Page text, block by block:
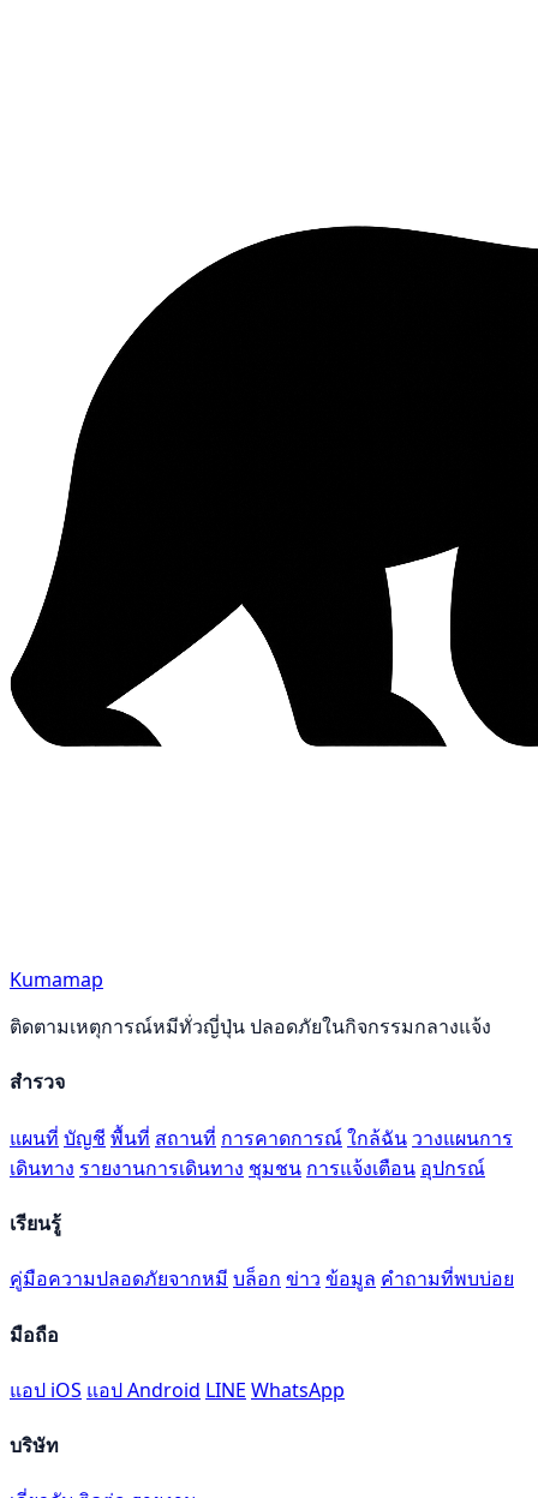
Kumamap
ติดตามเหตุการณ์หมีทั่วญี่ปุ่น ปลอดภัยในกิจกรรมกลางแจ้ง
สำรวจ
แผนที่ บัญชี พื้นที่ สถานที่ การคาดการณ์ใกล้ฉัน วางแผนการ
เดินทาง รายงานการเดินทาง ชุมชน การแจ้งเตือน อุปกรณ์
เรียนรู้
คู่มือความปลอดภัยจากหมี บล็อก ข่าว ข้อมูล คำถามที่พบบ่อย
มือถือ
แอป iOS แอป Android LINE WhatsApp
บริษัท